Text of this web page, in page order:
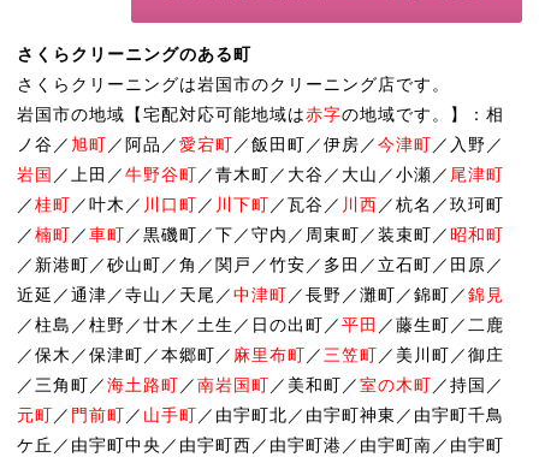
さくらクリーニングのある町
さくらクリーニングは岩国市のクリーニング店です。
岩国市の地域【宅配対応可能地域は赤字の地域です。】：相
ノ谷／旭町 ／阿品／愛宕町 ／飯田町／伊房／今津町 ／入野／
岩国 ／上田／牛野谷町 ／青木町／大谷／大山／小瀬／ 尾津町
／桂町 ／叶木／ 川口町 ／ 川下町 ／瓦谷／ 川西 ／杭名／玖珂町
／楠町 ／車町 ／黒磯町／下／守内／周東町／装束町／ 昭和町
／新港町／砂山町／角／関戸／竹安／多田／立石町／田原／
近延／通津／寺山／天尾／中津町 ／長野／灘町／錦町／錦見
／柱島／柱野／廿木／土生／日の出町／平田 ／藤生町／二鹿
／保木／保津町／本郷町／ 麻里布町 ／ 三笠町 ／美川町／御庄
／三角町／海土路町 ／南岩国町 ／美和町／室の木町 ／持国／
元町 ／ 門前町 ／ 山手町 ／由宇町北／由宇町神東／由宇町千鳥
ケ丘／由宇町中央／由宇町西／由宇町港／由宇町南／由宇町